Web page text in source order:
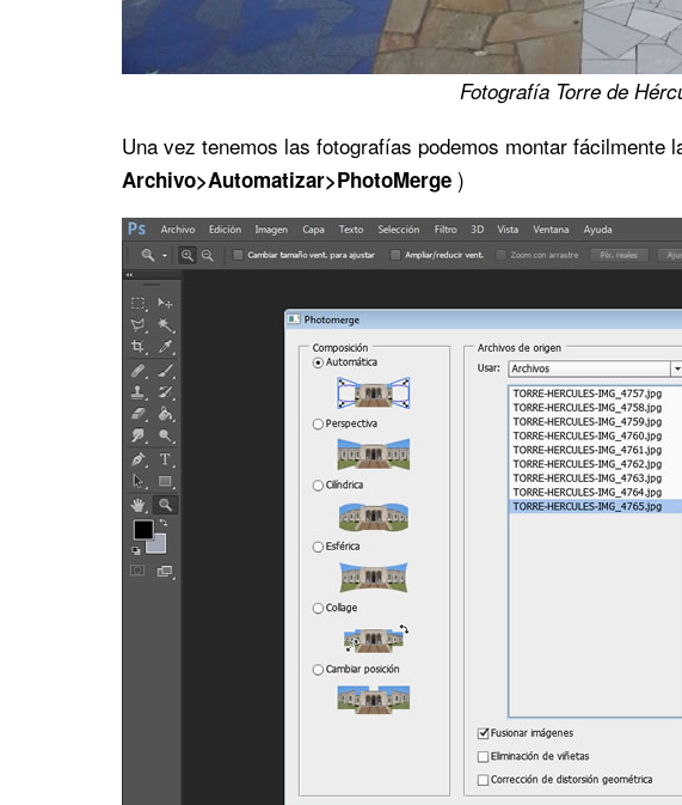
Fotografía Torre de
Una vez tenemos las fotografías podemos montar fácilmente
Archivo>Automatizar>PhotoMerge )